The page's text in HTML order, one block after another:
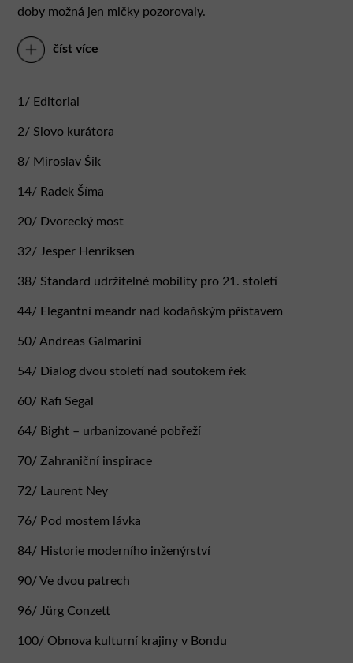
doby možná jen mlčky pozorovaly.
Most totiž není jen technická konstrukce. Dokáže
staré nerovnosti. Někdy se stává horizontální ikonou
města, jindy téměř neviditelnou infrastrukturou. A někdy
setkávání, pobytu i každodennosti.
Nyní je vám asi už jasné, kdo je kurátorem tohoto čísla.
Ačkoli jsem si původně myslela, že se bude prát o beton,
Petr Tej sáhl bez váhání po vodě. A téma si vyložil po
budoucnost mostů jako živé součásti města. Díky tomu
vznikl soubor rozhovorů s českými i světovými
daleko za hranice běžného technického uvažování.
skutečnosti nevznikají tam, kde hranice jsou, ale tam, kde
namísto překážky. V tu chvíli si architektura, ­
infrastruktura i město začnou klást nikoli otázku, co
se oba konečně propojí. Rozhovor o mostě se tak vlastně
téměř vždycky stává rozhovorem o společnosti.
číst více
1/ Editorial
2/ Slovo kurátora
8/ Miroslav Šik
14/ Radek Šíma
20/ Dvorecký most
32/ Jesper Henriksen
38/ Standard udržitelné mobility pro 21. století
44/ Elegantní meandr nad kodaňským přístavem
50/ Andreas Galmarini
54/ Dialog dvou století nad soutokem řek
60/ Rafi Segal
64/ Bight – urbanizované pobřeží
70/ Zahraniční inspirace
72/ Laurent Ney
76/ Pod mostem lávka
84/ Historie moderního inženýrství
90/ Ve dvou patrech
96/ Jürg Conzett
100/ Obnova kulturní krajiny v Bondu